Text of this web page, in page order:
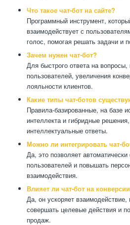
Что такое чат-бот на сайте?
Программный инструмент,
взаимодействует с
голос, помогая решать задачи и
Зачем нужен чат-бот?
Для быстрого ответа на
пользователей, увеличения
лояльности клиентов.
Какие типы чат-ботов
Правила-базированные, на базе
интеллекта и гибридные
интеллектуальные ответы.
Можно ли интегрировать чат-
Да, это позволяет
пользователей и повышать
взаимодействия.
Влияет ли чат-бот на
Да, он ускоряет
совершать целевые действия и
продаж.